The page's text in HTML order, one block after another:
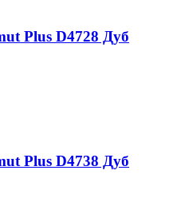
Plus D4728 Дуб
Plus D4738 Дуб